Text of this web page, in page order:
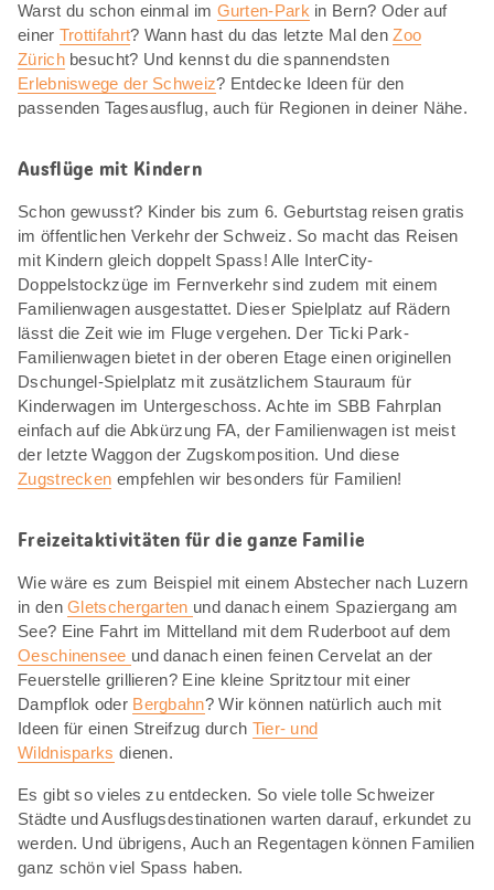
Warst du schon einmal im Gurten-Park in Bern? Oder auf
einer Trottifahrt? Wann hast du das letzte Mal denZoo
Zürichbesucht? Und kennst du die spannendsten
Erlebniswege der Schweiz? Entdecke Ideen für den
passenden Tagesausflug, auch für Regionen in deiner Nähe.
Ausflüge mit Kindern
Schon gewusst? Kinder bis zum 6. Geburtstag reisen gratis
im öffentlichen Verkehr der Schweiz. So macht das Reisen
mit Kindern gleich doppelt Spass! Alle InterCity-
Doppelstockzüge im Fernverkehr sind zudem mit einem
Familienwagen ausgestattet. Dieser Spielplatz auf Rädern
lässt die Zeit wie im Fluge vergehen. Der Ticki Park-
Familienwagen bietet in der oberen Etage einen originellen
Dschungel-Spielplatz mit zusätzlichem Stauraum für
Kinderwagen im Untergeschoss. Achte im SBB Fahrplan
einfach auf die Abkürzung FA, der Familienwagen ist meist
der letzte Waggon der Zugskomposition. Und diese
Zugstrecken empfehlen wir besonders für Familien!
Freizeitaktivitäten für die ganze Familie
Wie wäre es zum Beispiel mit einem Abstecher nach Luzern
in denGletschergarten und danach einem Spaziergang am
See? Eine Fahrt im Mittelland mit dem Ruderboot auf dem
Oeschinensee und danach einen feinen Cervelat an der
Feuerstelle grillieren? Eine kleine Spritztour mit einer
Dampflok oder Bergbahn? Wir können natürlich auch mit
Ideen für einen Streifzug durch Tier- und
Wildnisparks dienen.
Es gibt so vieles zu entdecken. So viele tolle Schweizer
Städte und Ausflugsdestinationen warten darauf, erkundet zu
werden. Und übrigens, Auch an Regentagen können Familien
ganz schön viel Spass haben.